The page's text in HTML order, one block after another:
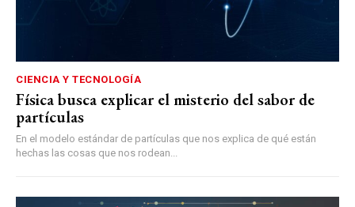
CIENCIA Y TECNOLOGÍA
Física busca explicar el misterio del sabor de
partículas
En el modelo estándar de partículas que nos explica de qué están
hechas las cosas que nos rodean...